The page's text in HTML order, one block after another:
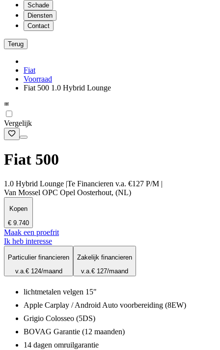
Schade
Diensten
Contact
Terug
Fiat
Voorraad
Fiat 500 1.0 Hybrid Lounge
Vergelijk
Fiat 500
1.0 Hybrid Lounge |Te Financieren v.a. €127 P/M |
Van Mossel OPC Opel Oosterhout, (NL)
Kopen
€ 9.740
Maak een proefrit
Ik heb interesse
Particulier financieren
v.a.€ 124/maand
Zakelijk financieren
v.a.€ 127/maand
lichtmetalen velgen 15"
Apple Carplay / Android Auto voorbereiding (8EW)
Grigio Colosseo (5DS)
BOVAG Garantie (12 maanden)
14 dagen omruilgarantie